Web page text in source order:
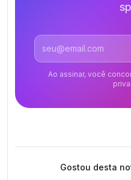
Endereço de email
Ao assinar, você
Gostou desta